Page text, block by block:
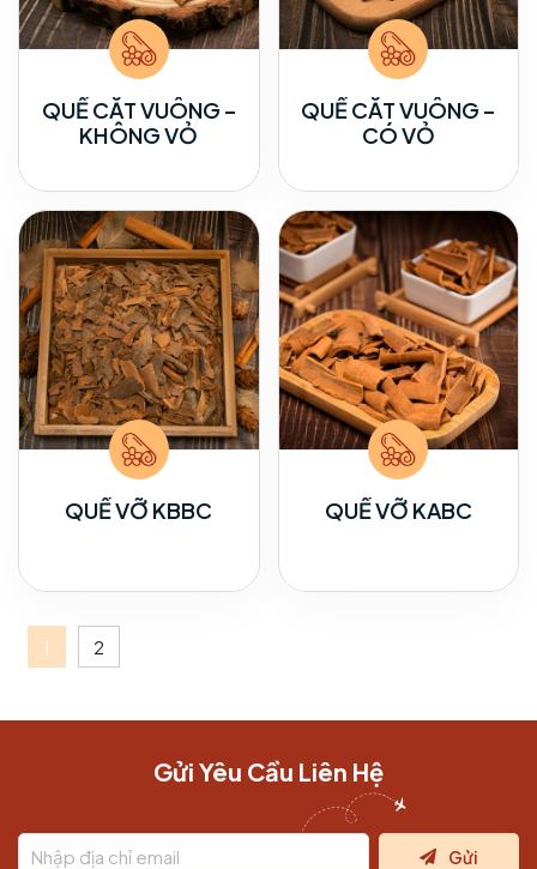
QUẾ CẮT VUÔNG –
KHÔNG VỎ
QUẾ CẮT VUÔNG –
CÓ VỎ
QUẾ VỠ KBBC QUẾ VỠ KABC
1 2
Gửi Yêu Cầu Liên Hệ
Gửi